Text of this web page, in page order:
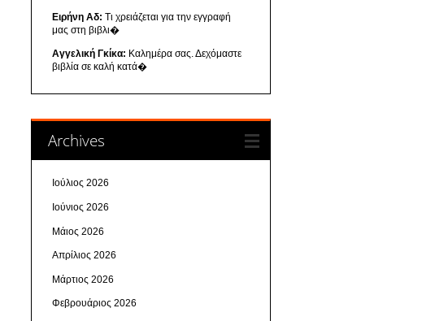
Ειρήνη Αδ: Τι χρειάζεται για την εγγραφή
μας στη βιβλι�
Αγγελική Γκίκα: Καλημέρα σας. Δεχόμαστε
βιβλία σε καλή κατά�
Archives
Ιούλιος 2026
Ιούνιος 2026
Μάιος 2026
Απρίλιος 2026
Μάρτιος 2026
Φεβρουάριος 2026